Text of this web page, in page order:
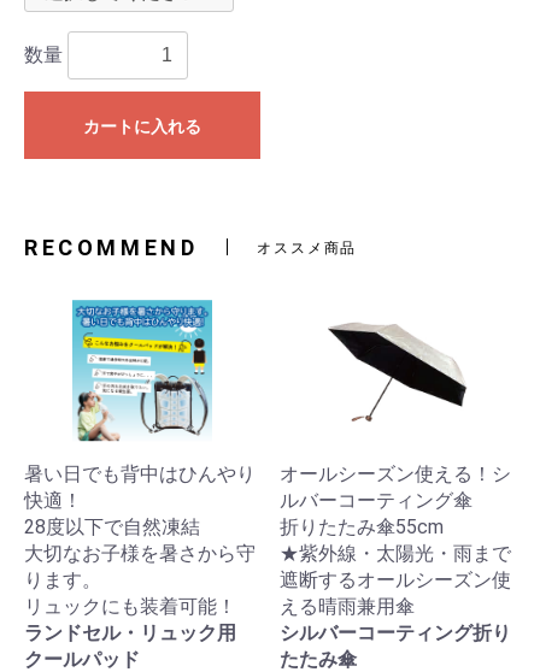
数量
カートに入れる
RECOMMEND オススメ商品
暑い日でも背中はひんやり
快適！
28度以下で自然凍結
大切なお子様を暑さから守
ります。
リュックにも装着可能！
ランドセル・リュック用
クールパッド
オールシーズン使える！シ
ルバーコーティング傘
折りたたみ傘55cm
★紫外線・太陽光・雨まで
遮断するオールシーズン使
える晴雨兼用傘
シルバーコーティング折り
たたみ傘